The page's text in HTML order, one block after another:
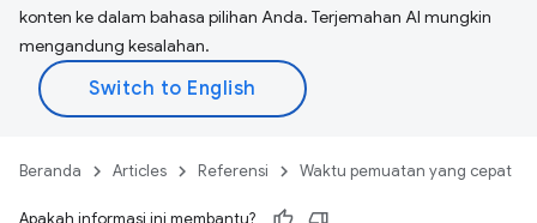
konten ke dalam bahasa pilihan Anda. Terjemahan AI mungkin
mengandung kesalahan.
Beranda Articles Referensi Waktu pemuatan yang cepat
Apakah informasi ini membantu?